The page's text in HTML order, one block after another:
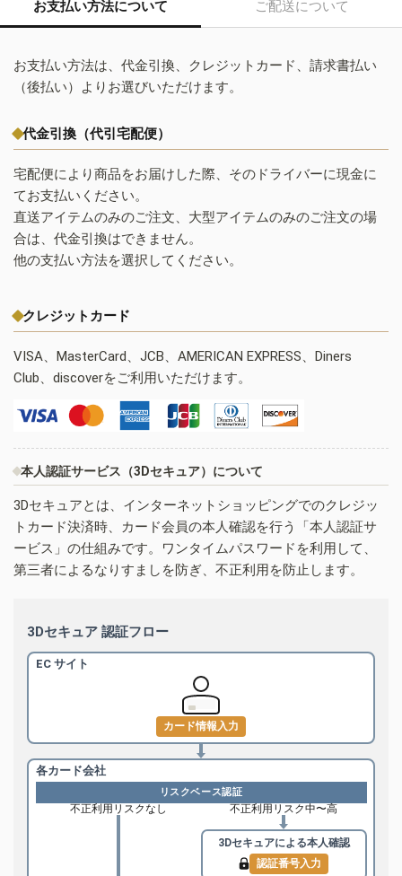
お支払い方法について ご配送について
お支払い方法は、代金引換、クレジットカード、請求書払い
（後払い）よりお選びいただけます。
代金引換（代引宅配便）
宅配便により商品をお届けした際、そのドライバーに現金に
てお支払いください。
直送アイテムのみのご注文、大型アイテムのみのご注文の場
合は、代金引換はできません。
他の支払い方法を選択してください。
クレジットカード
VISA、MasterCard、JCB、AMERICAN EXPRESS、Diners
Club、discoverをご利用いただけます。
本人認証サービス（3Dセキュア）について
3Dセキュアとは、インターネットショッピングでのクレジッ
トカード決済時、カード会員の本人確認を行う「本人認証サ
ービス」の仕組みです。ワンタイムパスワードを利用して、
第三者によるなりすましを防ぎ、不正利用を防止します。
3Dセキュア 認証フロー
EC サイト
カード情報入力
各カード会社
リスクベース認証
不正利用リスクなし 不正利用リスク中〜高
3Dセキュアによる本人確認
認証番号入力